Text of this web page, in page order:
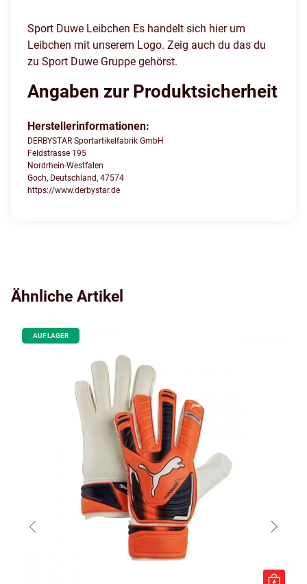
Sport Duwe Leibchen Es handelt sich hier um
Leibchen mit unserem Logo. Zeig auch du das du
zu Sport Duwe Gruppe gehörst.
Angaben zur Produktsicherheit
Herstellerinformationen:
DERBYSTAR Sportartikelfabrik GmbH
Feldstrasse 195
Nordrhein-Westfalen
Goch, Deutschland, 47574
https://www.derbystar.de
Ähnliche Artikel
AUF LAGER